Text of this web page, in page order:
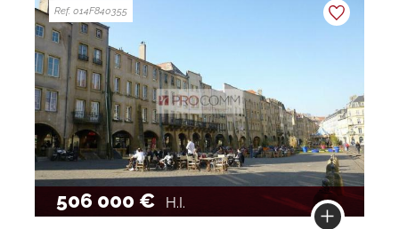
506 000 € H.I.
Ref. 014F840355